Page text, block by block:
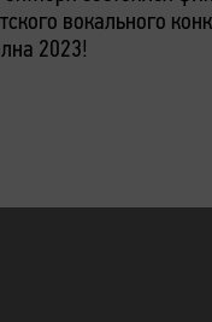
вокального
2023!